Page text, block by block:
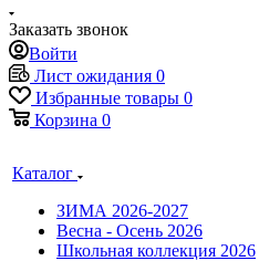
Заказать звонок
Войти
Лист ожидания 0
Избранные товары 0
Корзина 0
Каталог
ЗИМА 2026-2027
Весна - Осень 2026
Школьная коллекция 2026